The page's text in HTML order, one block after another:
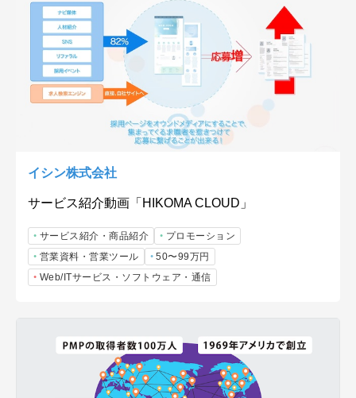
イシン株式会社
サービス紹介動画「HIKOMA CLOUD」
サービス紹介・商品紹介
プロモーション
営業資料・営業ツール
50〜99万円
Web/ITサービス・ソフトウェア・通信